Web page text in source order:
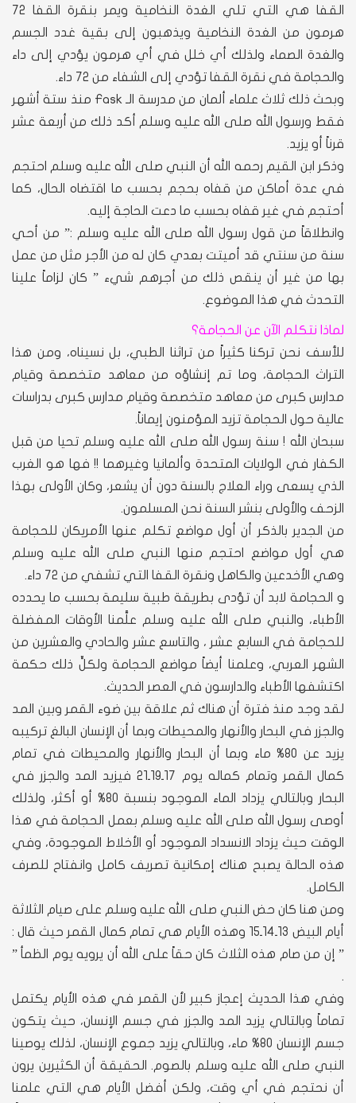
القفا هي التي تلي الغدة النخامية ويمر بنقرة القفا 72
هرمون من الغدة النخامية ويذهبون إلى بقية غدد الجسم
والغدة الصماء ولذلك أي خلل في أي هرمون يؤدي إلى داء
والحجامة في نقرة القفا تؤدي إلى الشفاء من 72 داء.
وبحث ذلك ثلاث علماء ألمان من مدرسة الـ Fask منذ ستة أشهر
فقط ورسول الله صلى الله عليه وسلم أكد ذلك من أربعة عشر
قرناً أو يزيد.
وذكر ابن القيم رحمه الله أن النبي صلى الله عليه وسلم احتجم
في عدة أماكن من قفاه بحجم بحسب ما اقتضاه الحال، كما
أحتجم في غير قفاه بحسب ما دعت الحاجة إليه.
وانطلاقاً من قول رسول الله صلى الله عليه وسلم :” من أحي
سنة من سنتي قد أميتت بعدي كان له من الأجر مثل من عمل
بها من غير أن ينقص ذلك من أجرهم شيء ” كان لزاماً علينا
التحدث في هذا الموضوع.
لماذا نتكلم الآن عن الحجامة؟
للأسف نحن تركنا كثيراً من تراثنا الطبي، بل نسيناه، ومن هذا
التراث الحجامة، وما تم إنشاؤه من معاهد متخصصة وقيام
مدارس كبرى من معاهد متخصصة وقيام مدارس كبرى بدراسات
عالية حول الحجامة تزيد المؤمنون إيماناً.
سبحان الله ! سنة رسول الله صلى الله عليه وسلم تحيا من قبل
الكفار في الولايات المتحدة وألمانيا وغيرهما !! فها هو الغرب
الذي يسعى وراء العلاج بالسنة دون أن يشعر، وكان الأولى بهذا
الزحف والأولى بنشر السنة نحن المسلمون.
من الجدير بالذكر أن أول مواضع تكلم عنها الأمريكان للحجامة
هي أول مواضع احتجم منها النبي صلى الله عليه وسلم
وهي الأخدعين والكاهل ونقرة القفا التي تشفي من 72 داء.
و الحجامة لابد أن تؤدى بطريقة طبية سليمة بحسب ما يحدده
الأطباء، والنبي صلى الله عليه وسلم علَّمنا الأوقات المفضلة
للحجامة في السابع عشر ، والتاسع عشر والحادي والعشرين من
الشهر العربي، وعلمنا أيضاً مواضع الحجامة ولكلٍّ ذلك حكمة
اكتشفها الأطباء والدارسون في العصر الحديث.
لقد وجد منذ فترة أن هناك ثم علاقة بين ضوء القمر وبين المد
والجزر في البحار والأنهار والمحيطات وبما أن الإنسان البالغ تركيبه
يزيد عن 80% ماء وبما أن البحار والأنهار والمحيطات في تمام
كمال القمر وتمام كماله يوم 17ـ19ـ21 فيزيد المد والجزر في
البحار وبالتالي يزداد الماء الموجود بنسبة 80% أو أكثر، ولذلك
أوصى رسول الله صلى الله عليه وسلم بعمل الحجامة في هذا
الوقت حيث يزداد الانسداد الموجود أو الأخلاط الموجودة، وفي
هذه الحالة يصبح هناك إمكانية تصريف كامل وانفتاح للصرف
الكامل.
ومن هنا كان حض النبي صلى الله عليه وسلم على صيام الثلاثة
أيام البيض 13ـ14ـ15 وهذه الأيام هي تمام كمال القمر حيث قال :
” إن من صام هذه الثلاث كان حقاً على الله أن يرويه يوم الظمأ ”
.
وفي هذا الحديث إعجاز كبير لأن القمر في هذه الأيام يكتمل
تماماً وبالتالي يزيد المد والجزر في جسم الإنسان، حيث يتكون
جسم الإنسان 80% ماء، وبالتالي يزيد جموع الإنسان، لذلك يوصينا
النبي صلى الله عليه وسلم بالصوم. الحقيقة أن الكثيرين يرون
أن نحتجم في أي وقت، ولكن أفضل الأيام هي التي علمنا